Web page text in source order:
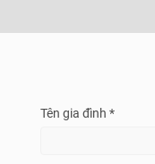
Tên gia đình *